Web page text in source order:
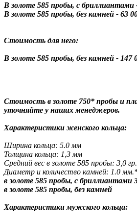
В золоте 585 пробы, с бриллиантами
В золоте 585 пробы, без камней - 63
Стоимость для него:
В золоте 585 пробы, без камней - 147
Стоимость в золоте 750* пробы и
уточняйте у наших менеджеров.
Характеристики женского кольца:
Ширина кольца: 5.0 мм
Толщина кольца: 1,3 мм
Средний вес в золоте 585 пробы: 3,0 гр.
Диаметр и количество камней: 1.0
в золоте 585 пробы, с бриллиантами
в золоте 585 пробы, без камней
Характеристики мужского кольца: